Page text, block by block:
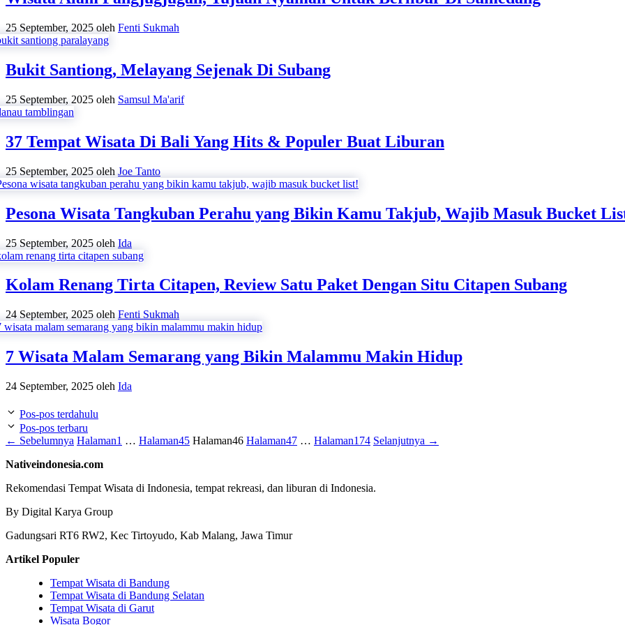
25 September, 2025 oleh Fenti Sukmah
Bukit Santiong, Melayang Sejenak Di Subang
25 September, 2025 oleh Samsul Ma'arif
37 Tempat Wisata Di Bali Yang Hits & Populer Buat Liburan
25 September, 2025 oleh Joe Tanto
Pesona Wisata Tangkuban Perahu yang Bikin Kamu Takjub, Wajib Masuk Bucket
25 September, 2025 oleh Ida
Kolam Renang Tirta Citapen, Review Satu Paket Dengan Situ Citapen Subang
24 September, 2025 oleh Fenti Sukmah
7 Wisata Malam Semarang yang Bikin Malammu Makin Hidup
24 September, 2025 oleh Ida
Pos-pos terdahulu
Pos-pos terbaru
← Sebelumnya Halaman1 … Halaman45 Halaman46 Halaman47 … Halaman174 Selanjutnya →
Nativeindonesia.com
Rekomendasi Tempat Wisata di Indonesia, tempat rekreasi, dan liburan di Indonesia.
By Digital Karya Group
Gadungsari RT6 RW2, Kec Tirtoyudo, Kab Malang, Jawa Timur
Artikel Populer
Tempat Wisata di Bandung
Tempat Wisata di Bandung Selatan
Tempat Wisata di Garut
Wisata Bogor